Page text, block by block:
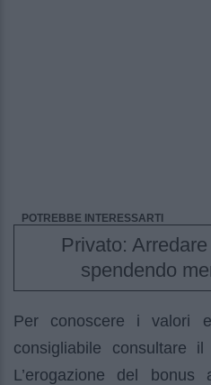
POTREBBE INTERESSARTI
Privato:
spendendo
Per conoscere i valori
consigliabile consultare
L’erogazione del bonus